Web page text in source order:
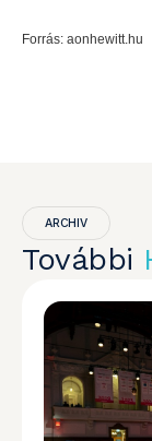
Forrás: aonhewitt.hu
ARCHIV
További